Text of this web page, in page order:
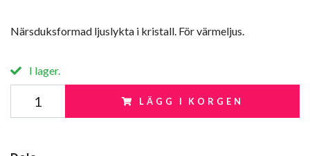
Närsduksformad ljuslykta i kristall. För värmeljus.
I lager.
LÄGG I KORGEN